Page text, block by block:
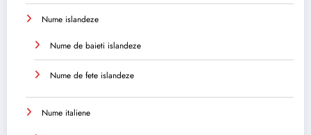
Nume islandeze
Nume de baieti islandeze
Nume de fete islandeze
Nume italiene